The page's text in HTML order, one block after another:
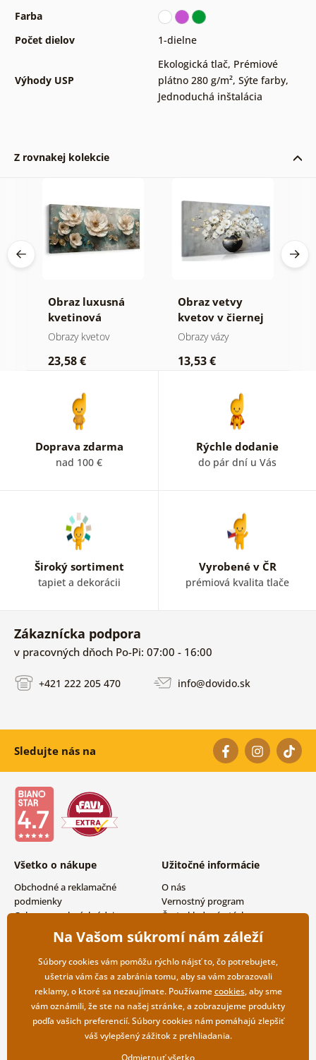
Farba
Počet dielov
1-dielne
Výhody USP
Ekologická tlač, Prémiové
plátno 280 g/m², Sýte farby,
Jednoduchá inštalácia
Z rovnakej kolekcie
Obraz luxusná
kvetinová
harmónia
Obrazy kvetov
23,58 €
Obraz vetvy
kvetov v čiernej
váze
Obrazy vázy
13,53 €
Doprava zdarma
nad 100 €
Rýchle dodanie
do pár dní u Vás
Široký sortiment
tapiet a dekorácii
Vyrobené v ČR
prémiová kvalita tlače
Zákaznícka podpora
v pracovných dňoch Po-Pi: 07:00 - 16:00
+421 222 205 470 info@dovido.sk
Sledujte nás na
Všetko o nákupe
Obchodné a reklamačné
podmienky
Ochrana osobných údajov
Možnosti dopravy a platby
Vrátenie tovaru
Užitočné informácie
O nás
Vernostný program
Často kladené otázky
Magazín
Kontakty
Veľkoobchodná spolupráca
Na Vašom súkromí nám záleží
Súbory cookies vám pomôžu rýchlo nájsť to, čo potrebujete,
ušetria vám čas a zabránia tomu, aby sa vám zobrazovali
reklamy, o ktoré sa nezaujímate. Používamecookies, aby sme
vám oznámili, že ste na našej stránke, a zobrazujeme produkty
podľa vašich preferencií. Súbory cookies nám pomáhajú zlepšiť
váš vylepšený zážitok z prehliadania.
Odmietnuť všetko